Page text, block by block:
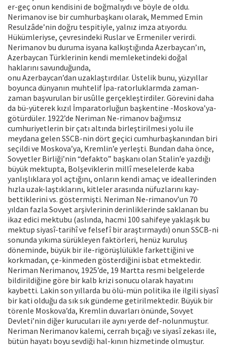
er-geç onun kendisini de boğmalıydı ve böyle de oldu.
Nerimanov ise bir cumhurbaşkanı olarak, Memmed Emin
Resulzâde’nin doğru tespitiyle, yalnız imza atıyordu.
Hükümleriyse, çevresindeki Ruslar ve Ermeniler verirdi.
Nerimanov bu duruma isyana kalkıştığında Azerbaycan’ın,
Azerbaycan Türklerinin kendi memleketindeki doğal
haklarını savunduğunda,
onu Azerbaycan’dan uzaklaştırdılar. Üstelik bunu, yüzyıllar
boyunca dünyanın muhtelif İpa-ratorluklarmda zaman-
zaman başvurulan bir usûlle gerçekleştirdiler. Görevini daha
da bü-yüterek kızıl İmparatorluğun başkentine -Moskova’ya-
götürdüler. 1922’de Neriman Ne-rimanov bağımsız
cumhuriyetlerin bir çatı altında birleştirilmesi yolu ile
meydana gelen SSCB-nin dört geçici cumhurbaşkanından biri
seçildi ve Moskova’ya, Kremlin’e yerleşti. Bundan daha önce,
Sovyetler Birliği’nin “defakto” başkanı olan Stalin’e yazdığı
büyük mektupta, Bolşeviklerin millî meselelerde kaba
yanlışlıklara yol açtığını, onların kendi amaç ve ideallerinden
hızla uzak-laştıklarını, kitleler arasında nüfuzlarını kay-
bettiklerini vs. göstermişti. Neriman Ne-rimanov’un 70
yıldan fazla Sovyet arşivlerinin derinliklerinde saklanan bu
ikaz edici mektubu (aslında, hacmi 100 sahifeye yaklaşık bu
mektup siyasî-tarihî ve felsefî bir araştırmaydı) onun SSCB-ni
sonunda yıkıma sürükleyen faktörleri, henüz kuruluş
döneminde, büyük bir ile-rigörüşlülükle farkettiğini ve
korkmadan, çe-kinmeden gösterdiğini isbat etmektedir.
Neriman Nerimanov, 1925’de, 19 Martta resmi belgelerde
bildirildiğine göre bir kalb krizi sonucu olarak hayatını
kaybetti. Lakin son yıllarda bu ölü-mün politika ile ilgili siyasî
bir kati olduğu da sık sık gündeme getirilmektedir. Büyük bir
törenle Moskova’da, Kremlin duvarları önünde, Sovyet
Devleti’nin diğer kurucuları ile aynı yerde def-nolunmuştur.
Neriman Nerimanov kalemi, cerrah bıçağı ve siyasî zekası ile,
bütün hayatı boyu sevdiği hal-kının hizmetinde olmuştur.